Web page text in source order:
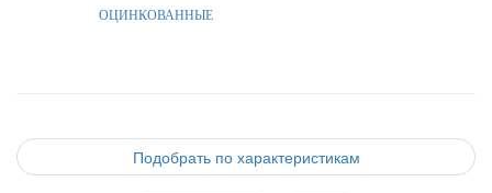
ОЦИНКОВАННЫЕ
Подобрать по характеристикам